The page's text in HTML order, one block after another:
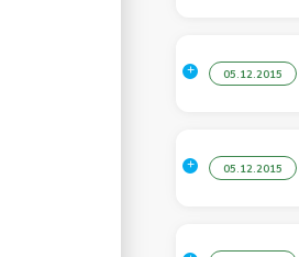
05.12.2015
05.12.2015